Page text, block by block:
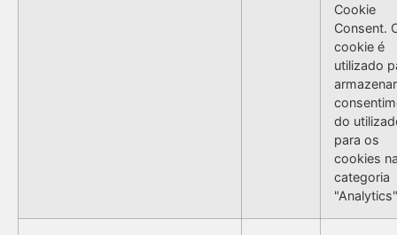
Cookie
Consent.
cookie é
utilizado
do
para os
cookies
categoria